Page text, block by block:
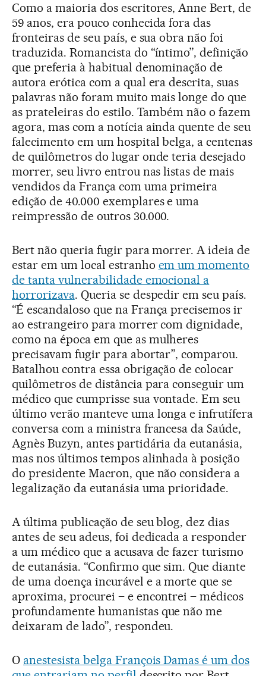
Como a maioria dos escritores, Anne Bert, de
59 anos, era pouco conhecida fora das
fronteiras de seu país, e sua obra não foi
traduzida. Romancista do “íntimo”, definição
que preferia à habitual denominação de
autora erótica com a qual era descrita, suas
palavras não foram muito mais longe do que
as prateleiras do estilo. Também não o fazem
agora, mas com a notícia ainda quente de seu
falecimento em um hospital belga, a centenas
de quilômetros do lugar onde teria desejado
morrer, seu livro entrou nas listas de mais
vendidos da França com uma primeira
edição de 40.000 exemplares e uma
reimpressão de outros 30.000.
Bert não queria fugir para morrer. A ideia de
estar em um local estranho em um momento
de tanta vulnerabilidade emocional a
horrorizava. Queria se despedir em seu país.
“É escandaloso que na França precisemos ir
ao estrangeiro para morrer com dignidade,
como na época em que as mulheres
precisavam fugir para abortar”, comparou.
Batalhou contra essa obrigação de colocar
quilômetros de distância para conseguir um
médico que cumprisse sua vontade. Em seu
último verão manteve uma longa e infrutífera
conversa com a ministra francesa da Saúde,
Agnès Buzyn, antes partidária da eutanásia,
mas nos últimos tempos alinhada à posição
do presidente Macron, que não considera a
legalização da eutanásia uma prioridade.
A última publicação de seu blog, dez dias
antes de seu adeus, foi dedicada a responder
a um médico que a acusava de fazer turismo
de eutanásia. “Confirmo que sim. Que diante
de uma doença incurável e a morte que se
aproxima, procurei – e encontrei – médicos
profundamente humanistas que não me
deixaram de lado”, respondeu.
O anestesista belga François Damas é um dos